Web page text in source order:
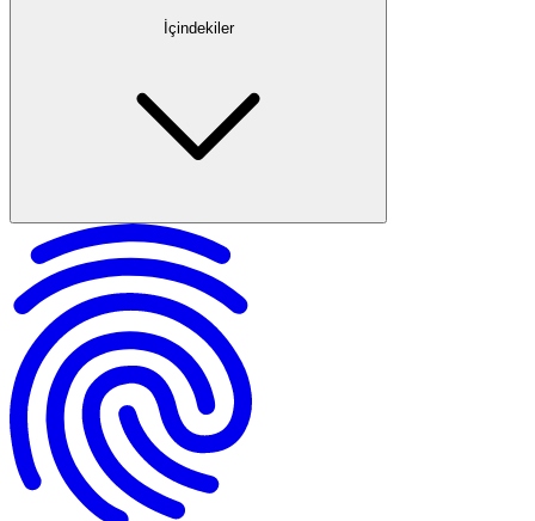
İçindekiler
Çek ve Senet Nedir?
Çek Türleri ve İşleyişi
Senet Türleri ve İşleyişi
Çek Kanunu (5941)
Türk Ticaret Kanunu ve Senetler
Hukuki Sorumluluklar
Sahtecilik ve Yaptırımlar
Alacaklı Açısından Avantajlar ve Dezavantajlar
Tahsilat ve Ödeme Süreçleri
Uygulama ve Yönetim Önerileri
Karşılaştırmalı Analiz: Hangi Durumda Hangisi Tercih Edilmeli?